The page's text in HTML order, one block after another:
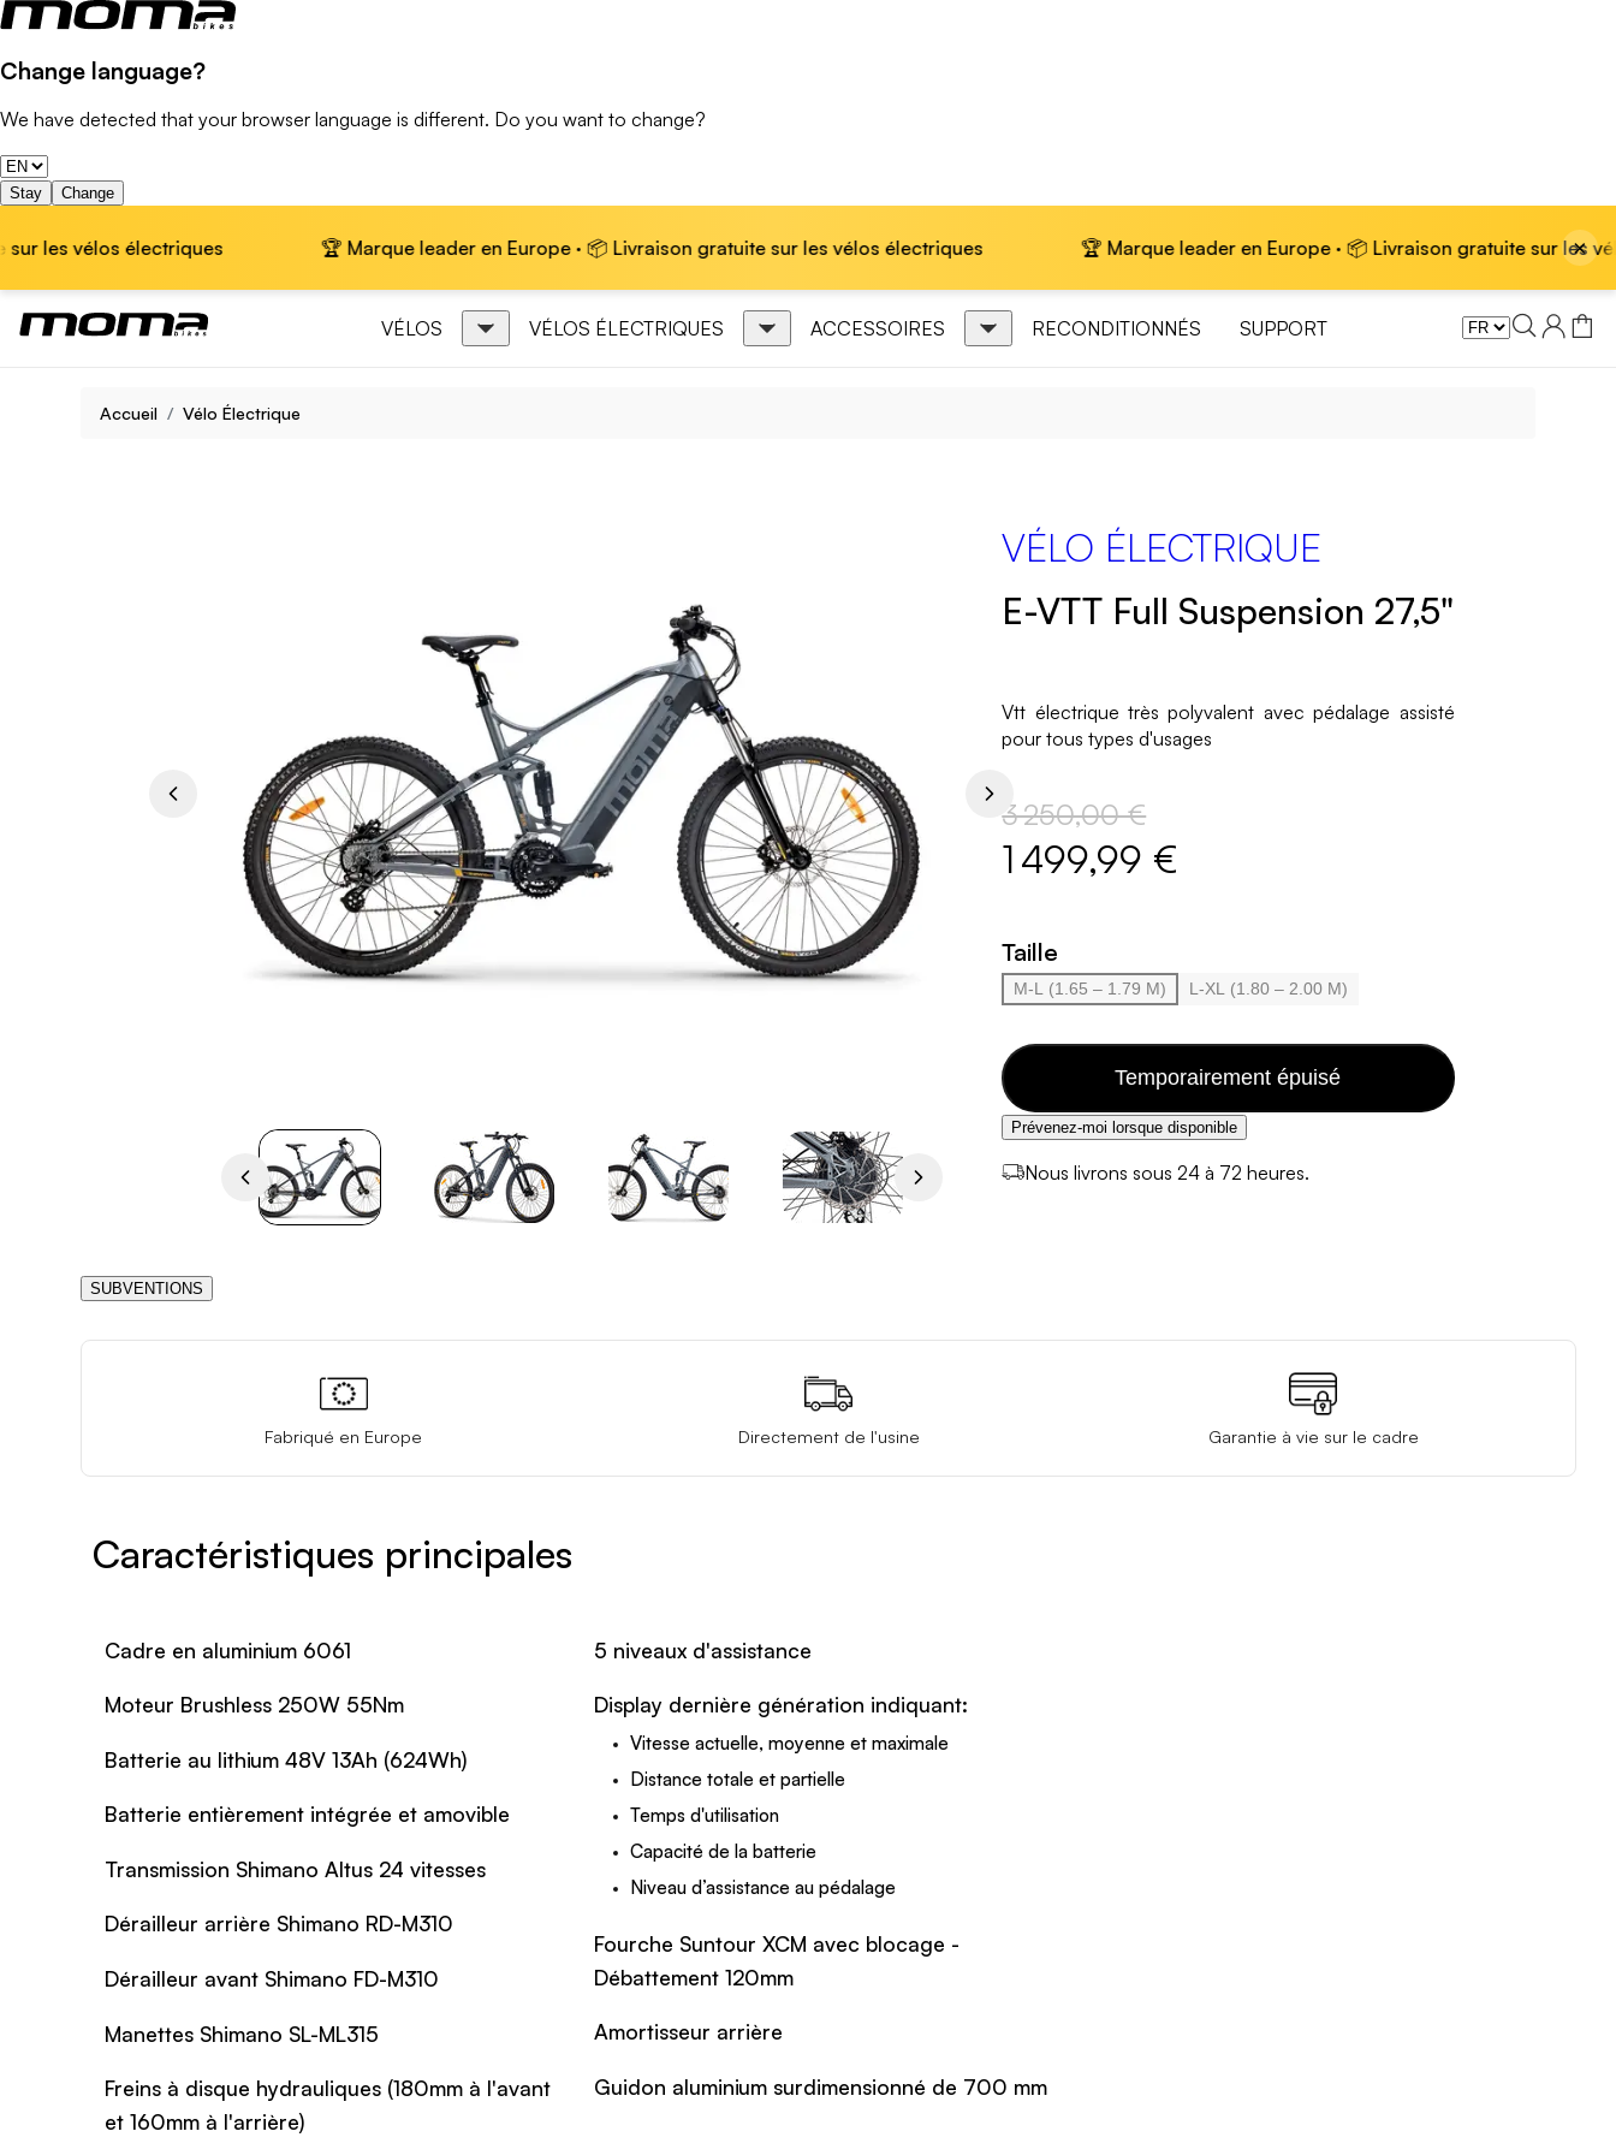
Change language?
We have detected that your browser language is different. Do you want to change?
Stay Change
électriques 🏆 Marque leader en Europe · 📦 Livraison gratuite sur les vélos électriques 🏆 Marque leader en Europe · 📦 Livraison gratuite sur les vélos ×
VÉLOS VÉLOS ÉLECTRIQUES ACCESSOIRES RECONDITIONNÉS SUPPORT
Accueil Vélo Électrique
VÉLO ÉLECTRIQUE
E-VTT Full Suspension 27,5"
Vtt électrique très polyvalent avec pédalage assisté
pour tous types d'usages
3 250,00 €
1 499,99 €
Taille
M-L (1.65 – 1.79 M) L-XL (1.80 – 2.00 M)
Temporairement épuisé
Prévenez-moi lorsque disponible
Nous livrons sous 24 à 72 heures.
SUBVENTIONS
Fabriqué en Europe Directement de l'usine Garantie à vie sur le cadre
Caractéristiques principales
Cadre en aluminium 6061
Moteur Brushless 250W 55Nm
Batterie au lithium 48V 13Ah (624Wh)
Batterie entièrement intégrée et amovible
Transmission Shimano Altus 24 vitesses
Dérailleur arrière Shimano RD-M310
Dérailleur avant Shimano FD-M310
Manettes Shimano SL-ML315
Freins à disque hydrauliques (180mm à l'avant
et 160mm à l'arrière)
5 niveaux d'assistance
Display dernière génération indiquant:
Vitesse actuelle, moyenne et maximale
Distance totale et partielle
Temps d'utilisation
Capacité de la batterie
Niveau d’assistance au pédalage
Fourche Suntour XCM avec blocage -
Débattement 120mm
Amortisseur arrière
Guidon aluminium surdimensionné de 700 mm